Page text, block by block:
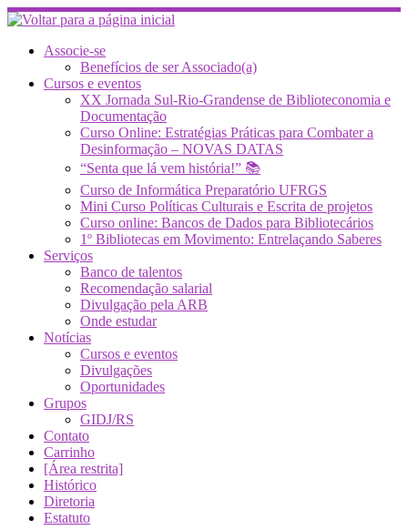
Skip
to
contentAssocie-se
Benefícios de ser Associado(a)
Cursos e eventos
XX Jornada Sul-Rio-Grandense de Biblioteconomia e
Documentação
Curso Online: Estratégias Práticas para Combater a
Desinformação – NOVAS DATAS
“Senta que lá vem história!” 📚
Curso de Informática Preparatório UFRGS
Mini Curso Políticas Culturais e Escrita de projetos
Curso online: Bancos de Dados para Bibliotecários
1º Bibliotecas em Movimento: Entrelaçando Saberes
Serviços
Banco de talentos
Recomendação salarial
Divulgação pela ARB
Onde estudar
Notícias
Cursos e eventos
Divulgações
Oportunidades
Grupos
GIDJ/RS
Contato
Carrinho
[Área restrita]
Histórico
Diretoria
Estatuto